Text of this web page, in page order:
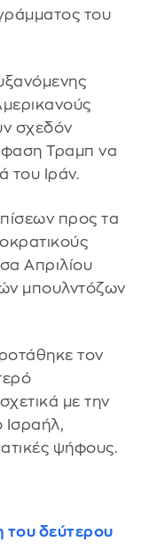
του
σχεδόν
Τραμπ να
του Ιράν.
προς τα
Απριλίου
μπουλντόζων
τον
σχετικά με την
ψήφους.
του δεύτερου